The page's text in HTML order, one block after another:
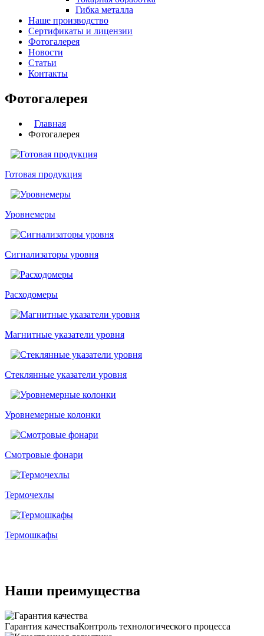
Гибка металла
Наше производство
Сертификаты и лицензии
Фотогалерея
Новости
Статьи
Контакты
Фотогалерея
Главная
Фотогалерея
Готовая продукция
Уровнемеры
Сигнализаторы уровня
Расходомеры
Магнитные указатели уровня
Стеклянные указатели уровня
Уровнемерные колонки
Смотровые фонари
Термочехлы
Термошкафы
Наши преимущества
Гарантия качестваКонтроль технологического процесса